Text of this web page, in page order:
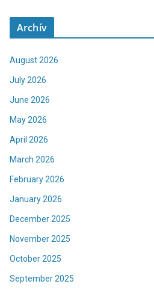
Archív
August 2026
July 2026
June 2026
May 2026
April 2026
March 2026
February 2026
January 2026
December 2025
November 2025
October 2025
September 2025